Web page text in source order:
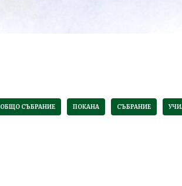
ОБЩО СЪБРАНИЕ ПОКАНА СЪБРАНИЕ